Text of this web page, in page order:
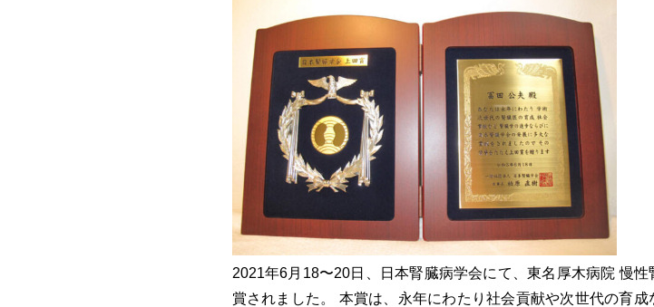
2021年6月18〜20日、日本腎臓病学会にて、東名厚木病院 慢
賞されました。 本賞は、永年にわたり社会貢献や次世代の育